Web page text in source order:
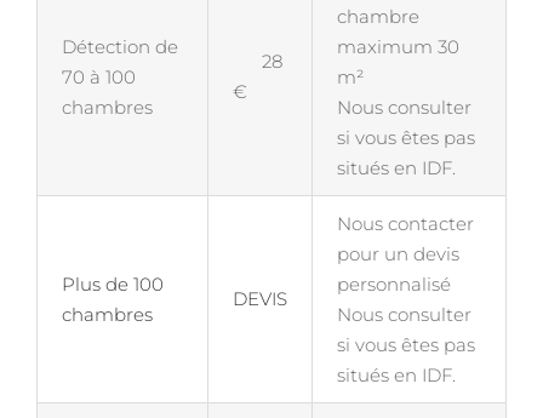
Détection de
70 à 100
chambres
28
€
chambre
maximum 30
m²
Nous consulter
si vous êtes pas
situés en IDF.
Plus de 100
chambres
DEVIS
Nous contacter
pour un devis
personnalisé
Nous consulter
si vous êtes pas
situés en IDF.